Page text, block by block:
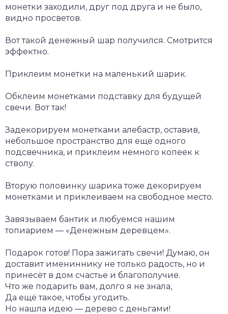
монетки заходили, друг под друга и не было,
видно просветов.
Вот такой денежный шар получился. Смотрится
эффектно.
Приклеим монетки на маленький шарик.
Обклеим монетками подставку для будущей
свечи. Вот так!
Задекорируем монетками алебастр, оставив,
небольшое пространство для ещё одного
подсвечника, и приклеим немного копеек к
стволу.
Вторую половинку шарика тоже декорируем
монетками и приклеиваем на свободное место.
Завязываем бантик и любуемся нашим
топиарием — «Денежным деревцем».
Подарок готов! Пора зажигать свечи! Думаю, он
доставит имениннику не только радость, но и
принесёт в дом счастье и благополучие.
Что же подарить вам, долго я не знала,
Да ещё такое, чтобы угодить.
Но нашла идею — дерево с деньгами!